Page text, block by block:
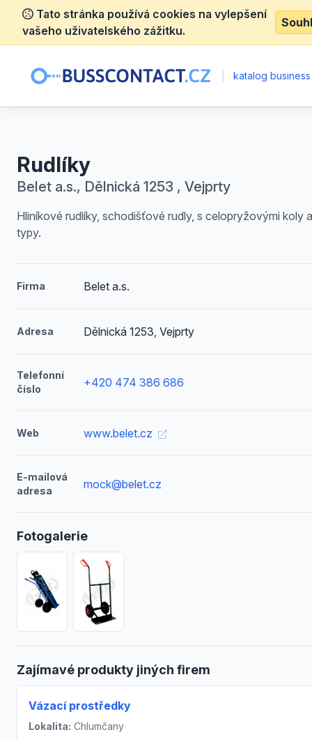
Tato stránka používá cookies na vylepšení
vašeho uživatelského zážitku.
katalog
Rudlíky
Belet a.s., Dělnická 1253 , Vejprty
Hliníkové rudlíky, schodišťové rudly, s celopryžovými koly
typy.
Firma Belet a.s.
Adresa Dělnická 1253, Vejprty
Telefonní
číslo
+420 474 386 686
Web www.belet.cz
E-mailová
adresa
mock@belet.cz
Fotogalerie
Zajímavé produkty jiných firem
Vázací prostředky
Lokalita: Chlumčany